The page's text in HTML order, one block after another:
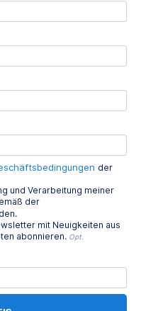
der
und Verarbeitung meiner
der
mit Neuigkeiten aus
abonnieren. Opt.